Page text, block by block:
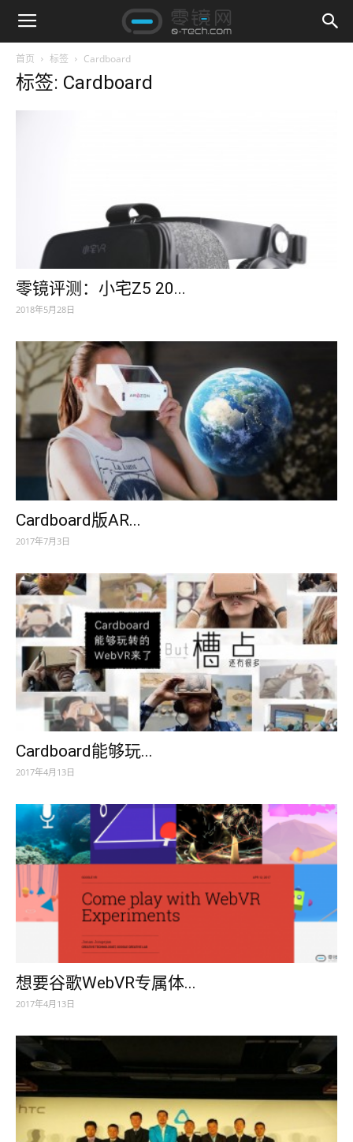
首页 标签 Cardboard
标签: Cardboard
零镜评测：小宅Z5 20...
2018年5月28日
Cardboard版AR...
2017年7月3日
Cardboard能够玩...
2017年4月13日
想要谷歌WebVR专属体...
2017年4月13日